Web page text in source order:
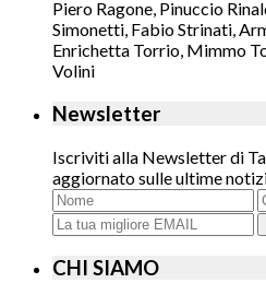
Piero Ragone, Pinuccio
Simonetti, Fabio Strinati,
Enrichetta Torrio, Mimmo
Volini
Newsletter
Iscriviti alla Newsletter di
aggiornato sulle ultime
CHI SIAMO